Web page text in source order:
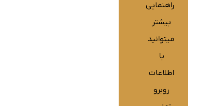
راهنمایی
بیشتر
میتوانید
با
اطلاعات
روبرو